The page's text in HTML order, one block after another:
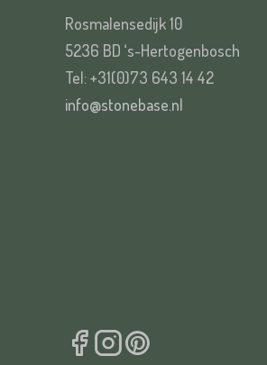
Rosmalensedijk 10
5236 BD ‘s-Hertogenbosch
Tel: +31(0)73 643 14 42
info@stonebase.nl